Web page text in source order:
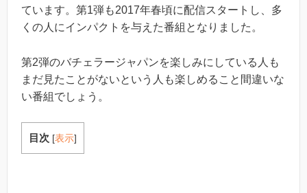
ています。第1弾も2017年春頃に配信スタートし、多
くの人にインパクトを与えた番組となりました。
第2弾のバチェラージャパンを楽しみにしている人も
まだ見たことがないという人も楽しめること間違いな
い番組でしょう。
目次 [表示]